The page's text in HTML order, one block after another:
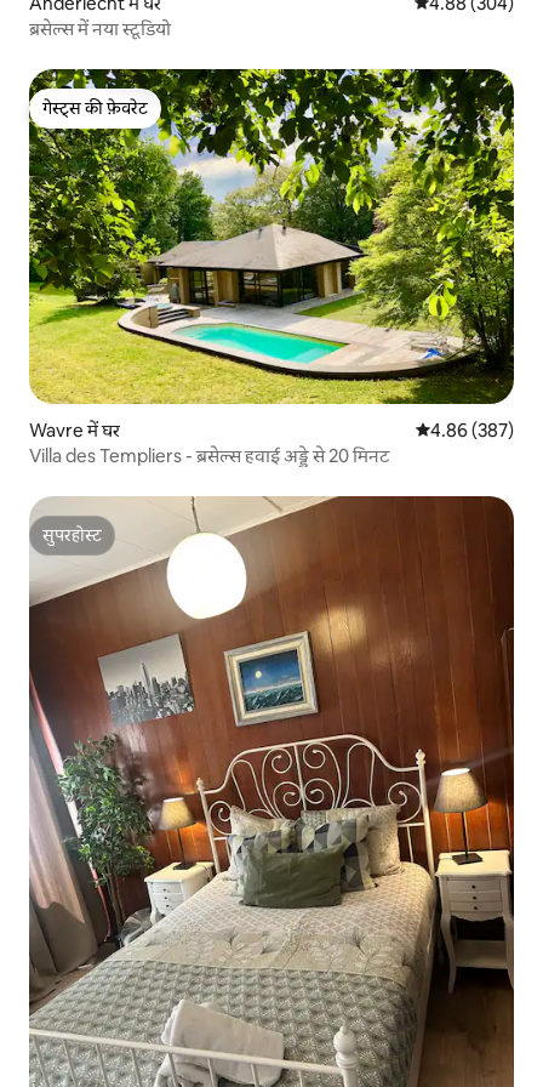
ब्रसेल्स में नया स्टूडियो
गेस्ट्स की फ़ेवरेट
गेस्ट्स की फ़ेवरेट
Wavre में घर औसत रेटिंग 5 में से
4.86 (387)
Villa des Templiers - ब्रसेल्स हवाई अड्डे से 20 मिनट
सुपरहोस्ट
सुपरहोस्ट